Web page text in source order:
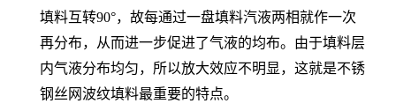
填料互转90°，故每通过一盘填料汽液两相就作一次
再分布，从而进一步促进了气液的均布。由于填料层
内气液分布均匀，所以放大效应不明显，这就是不锈
钢丝网波纹填料最重要的特点。